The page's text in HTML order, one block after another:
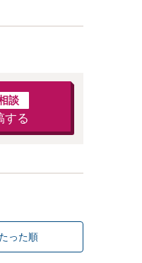
談
する
った順